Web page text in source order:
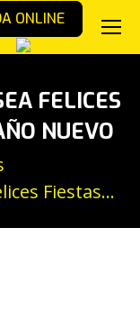
ONLINE
FELICES
NUEVO
Fiestas…